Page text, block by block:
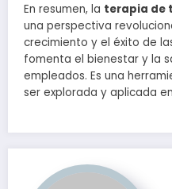
En resumen, la terapia de
una perspectiva
crecimiento y el éxito de
fomenta el bienestar y la
empleados. Es una
ser explorada y aplicada